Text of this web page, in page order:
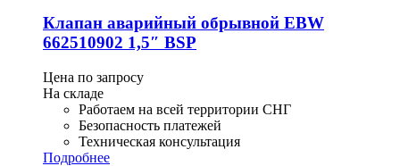
Клапан аварийный обрывной EBW
662510902 1,5″ BSP
Цена по запросу
На складе
Работаем на всей территории СНГ
Безопасность платежей
Техническая консультация
Подробнее